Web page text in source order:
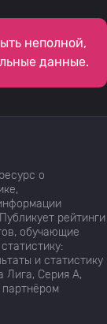
неполной,
данные.
о
рейтинги
обучающие
и статистику
Лига, Серия А,